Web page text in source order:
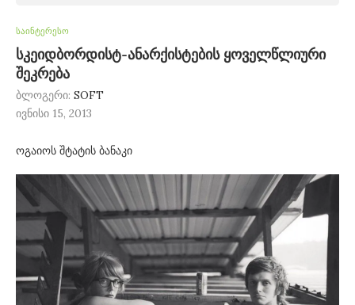
საინტერესო
სკეიდბორდისტ-ანარქისტების ყოველწლიური
შეკრება
ბლოგერი: SOFT
ივნისი 15, 2013
ოგაიოს შტატის ბანაკი